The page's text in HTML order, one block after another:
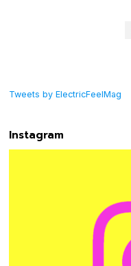
Tweets by ElectricFeelMag
Instagram